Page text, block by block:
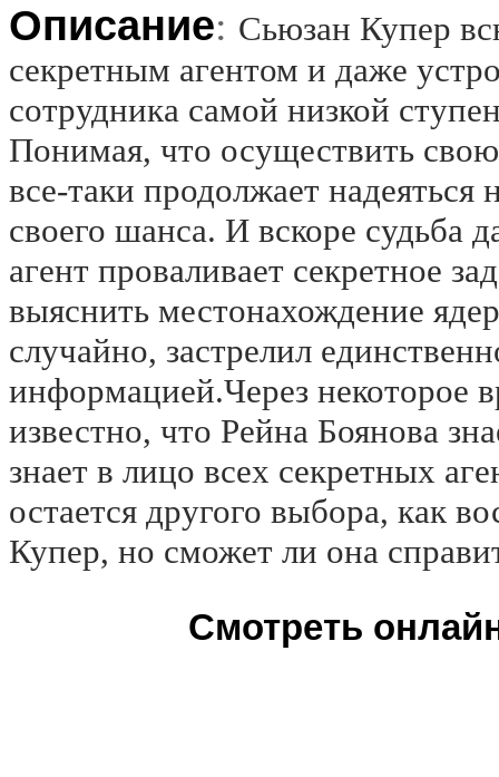
Описание: Сьюзан Купер
секретным агентом и даже
сотрудника самой низкой
Понимая, что осуществить
все-таки продолжает
своего шанса. И вскоре судьба
агент проваливает секретное
выяснить местонахождение
случайно, застрелил
информацией.Через некоторое
известно, что Рейна Боянова
знает в лицо всех секретных
остается другого выбора, как
Купер, но сможет ли она
Смотреть